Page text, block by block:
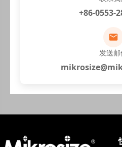
+86-0553-
发送